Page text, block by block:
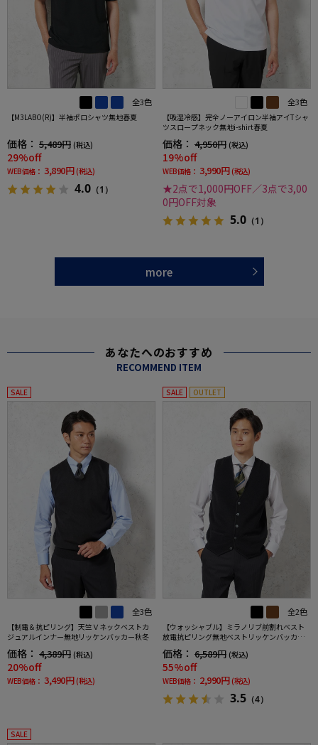
全3色
【M3LABO(R)】半袖ポロシャツ無地春夏
価格： 5,489円 (税込)
29%off
WEB価格： 3,890円 (税込)
4.0 （1）
全3色
【吸湿冷感】完全ノーアイロン半袖アイTシャ
ツスロープネック無地i-shirt春夏
価格： 4,950円 (税込)
19%off
WEB価格： 3,990円 (税込)
★2点で1,000円OFF／3点で3,00
0円OFF対象
5.0 （1）
more
あなたへのおすすめ
RECOMMEND ITEM
SALE
全3色
【制電＆抗ピリング】天竺Ｖネックベストカ
ジュアルインナー無地リッケンバッカー秋冬
価格： 4,389円 (税込)
20%off
WEB価格： 3,490円 (税込)
SALE OUTLET
全2色
【ウォッシャブル】ミラノリブ前割れベスト
放電抗ピリング無地ベストリッケンバッカー
価格： 6,589円 (税込)
55%off
WEB価格： 2,990円 (税込)
3.5 （4）
SALE